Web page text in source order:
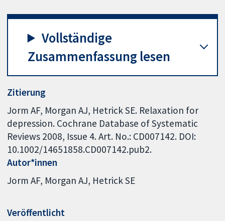
Vollständige
Zusammenfassung lesen
Zitierung
Jorm AF, Morgan AJ, Hetrick SE. Relaxation for
depression. Cochrane Database of Systematic
Reviews 2008, Issue 4. Art. No.: CD007142. DOI:
10.1002/14651858.CD007142.pub2.
Autor*innen
Jorm AF Morgan AJ Hetrick SE
Veröffentlicht